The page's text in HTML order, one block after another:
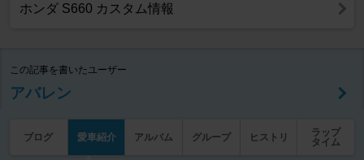
ホンダ S660 カスタム情報
この記事を書いたユーザー
アバレン
ブログ 愛車紹介 アルバム グループ ヒストリ
ラップ
タイム